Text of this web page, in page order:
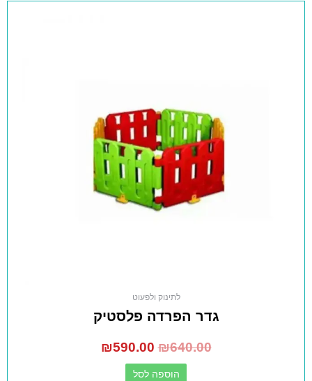
לתינוק ולפעוט
גדר הפרדה פלסטיק
₪640.00
₪590.00
הוספה לסל